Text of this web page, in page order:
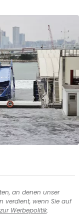
an denen unser
verdient, wenn Sie auf
zur Werbepolitik.